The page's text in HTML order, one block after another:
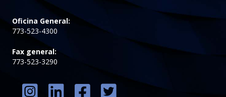
Oficina General:
773-523-4300
Fax general:
773-523-3290
InstagramVinculado enFacebookGorjeo